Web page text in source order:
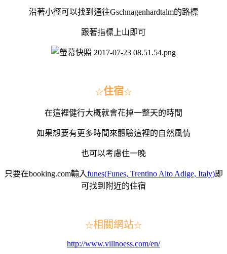
沿著小徑可以找到通往Gschnagenhardtalm的路標
跟著指標上山即可
☆住宿☆
在這裡健行大概就會花掉一整天的時間
如果想要有更多時間來體驗這裡的自然風情
也可以考慮住一晚
只要在booking.com輸入funes(Funes, Trentino Alto Adige, Italy)即
可找到附近的住宿
☆相關網站☆
http://www.villnoess.com/en/